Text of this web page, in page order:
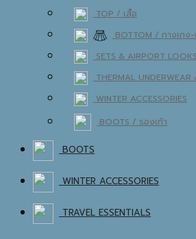
TOP / เสื้อ
BOTTOM / กางเกง
SETS & AIRPORT
THERMAL
WINTER ACCESSORIES
BOOTS / รองเท้า
BOOTS
WINTER ACCESSORIES
TRAVEL ESSENTIALS